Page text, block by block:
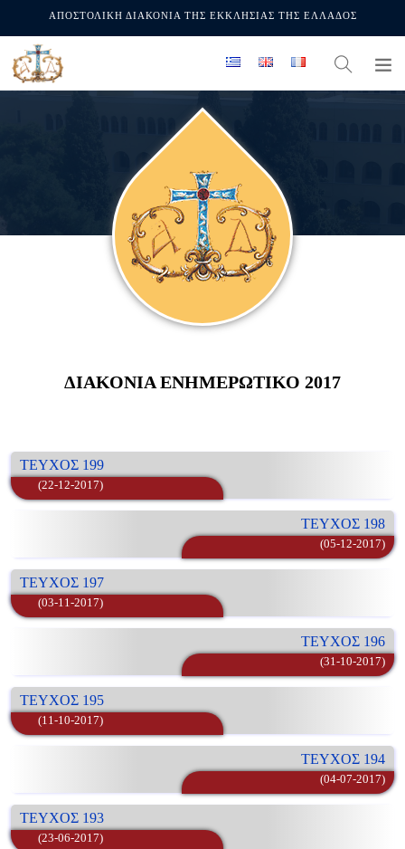
ΑΠΟΣΤΟΛΙΚΗ ΔΙΑΚΟΝΙΑ ΤΗΣ ΕΚΚΛΗΣΙΑΣ ΤΗΣ ΕΛΛΑΔΟΣ
ΔΙΑΚΟΝΙΑ ΕΝΗΜΕΡΩΤΙΚΟ 2017
ΤΕΥΧΟΣ 193
(23-06-2017)
ΤΕΥΧΟΣ 194
(04-07-2017)
ΤΕΥΧΟΣ 195
(11-10-2017)
ΤΕΥΧΟΣ 196
(31-10-2017)
ΤΕΥΧΟΣ 197
(03-11-2017)
ΤΕΥΧΟΣ 198
(05-12-2017)
ΤΕΥΧΟΣ 199
(22-12-2017)